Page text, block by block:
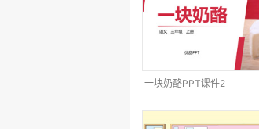
一块奶酪PPT课件2